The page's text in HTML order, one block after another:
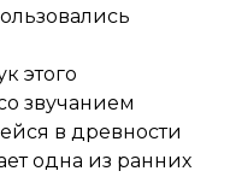
этого
звучанием
в древности
одна из ранних